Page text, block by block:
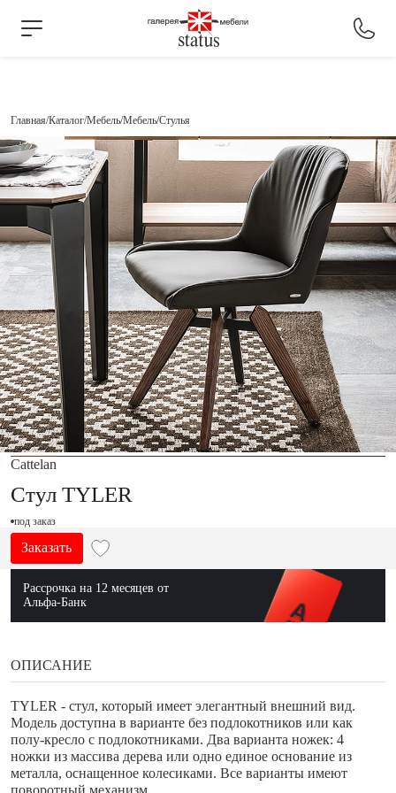
Главная Каталог Мебель Мебель Стулья
Cattelan
Стул TYLER
под заказ
Заказать
Рассрочка на 12 месяцев от
Альфа-Банк
ОПИСАНИЕ
TYLER - стул, который имеет элегантный внешний вид.
Модель доступна в варианте без подлокотников или как
полу-кресло с подлокотниками. Два варианта ножек: 4
ножки из массива дерева или одно единое основание из
металла, оснащенное колесиками. Все варианты имеют